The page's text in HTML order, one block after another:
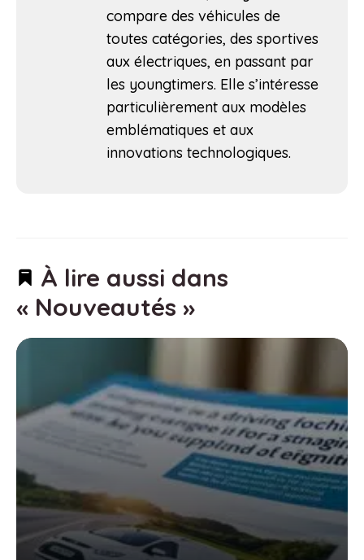
compare des véhicules de
toutes catégories, des sportives
aux électriques, en passant par
les youngtimers. Elle s’intéresse
particulièrement aux modèles
emblématiques et aux
innovations technologiques.
À lire aussi dans
« Nouveautés »